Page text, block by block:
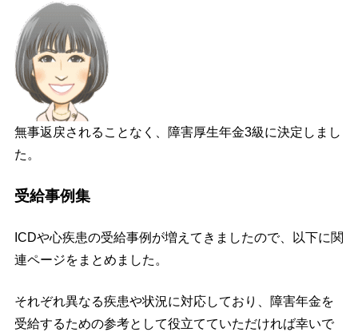
無事返戻されることなく、障害厚生年金3級に決定しまし
た。
受給事例集
ICDや心疾患の受給事例が増えてきましたので、以下に関
連ページをまとめました。
それぞれ異なる疾患や状況に対応しており、障害年金を
受給するための参考として役立てていただければ幸いで